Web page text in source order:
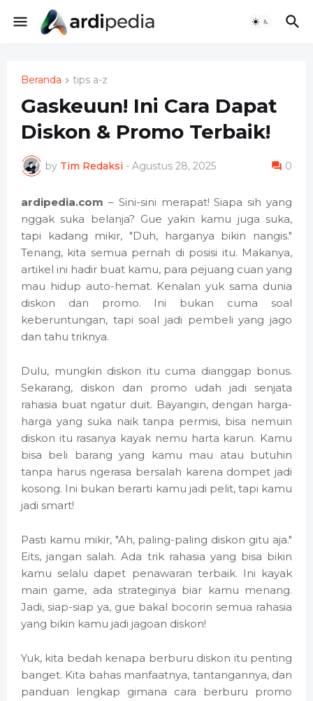
Beranda tips a-z
Gaskeuun! Ini Cara Dapat
Diskon & Promo Terbaik!
by Tim Redaksi - Agustus 28, 2025 0
ardipedia.com – Sini-sini merapat! Siapa sih yang
nggak suka belanja? Gue yakin kamu juga suka,
tapi kadang mikir, "Duh, harganya bikin nangis."
Tenang, kita semua pernah di posisi itu. Makanya,
artikel ini hadir buat kamu, para pejuang cuan yang
mau hidup auto-hemat. Kenalan yuk sama dunia
diskon dan promo. Ini bukan cuma soal
keberuntungan, tapi soal jadi pembeli yang jago
dan tahu triknya.
Dulu, mungkin diskon itu cuma dianggap bonus.
Sekarang, diskon dan promo udah jadi senjata
rahasia buat ngatur duit. Bayangin, dengan harga-
harga yang suka naik tanpa permisi, bisa nemuin
diskon itu rasanya kayak nemu harta karun. Kamu
bisa beli barang yang kamu mau atau butuhin
tanpa harus ngerasa bersalah karena dompet jadi
kosong. Ini bukan berarti kamu jadi pelit, tapi kamu
jadi smart!
Pasti kamu mikir, "Ah, paling-paling diskon gitu aja."
Eits, jangan salah. Ada trik rahasia yang bisa bikin
kamu selalu dapet penawaran terbaik. Ini kayak
main game, ada strateginya biar kamu menang.
Jadi, siap-siap ya, gue bakal bocorin semua rahasia
yang bikin kamu jadi jagoan diskon!
Yuk, kita bedah kenapa berburu diskon itu penting
banget. Kita bahas manfaatnya, tantangannya, dan
panduan lengkap gimana cara berburu promo